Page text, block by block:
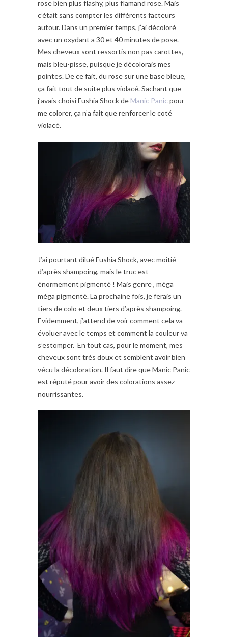
rose bien plus flashy, plus flamand rose. Mais
c’était sans compter les différents facteurs
autour. Dans un premier temps, j’ai décoloré
avec un oxydant a 30 et 40 minutes de pose.
Mes cheveux sont ressortis non pas carottes,
mais bleu-pisse, puisque je décolorais mes
pointes. De ce fait, du rose sur une base bleue,
ça fait tout de suite plus violacé. Sachant que
j’avais choisi Fushia Shock de Manic Panic pour
me colorer, ça n’a fait que renforcer le coté
violacé.
J’ai pourtant dilué Fushia Shock, avec moitié
d’après shampoing, mais le truc est
énormement pigmenté ! Mais genre , méga
méga pigmenté. La prochaine fois, je ferais un
tiers de colo et deux tiers d’après shampoing.
Evidemment, j’attend de voir comment cela va
évoluer avec le temps et comment la couleur va
s’estomper. En tout cas, pour le moment, mes
cheveux sont très doux et semblent avoir bien
vécu la décoloration. Il faut dire que Manic Panic
est réputé pour avoir des colorations assez
nourrissantes.